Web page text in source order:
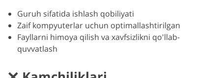
Guruh sifatida ishlash qobiliyati
Zaif kompyuterlar uchun optimallashtirilgan
Fayllarni himoya qilish va xavfsizlikni qo'llab-
quvvatlash